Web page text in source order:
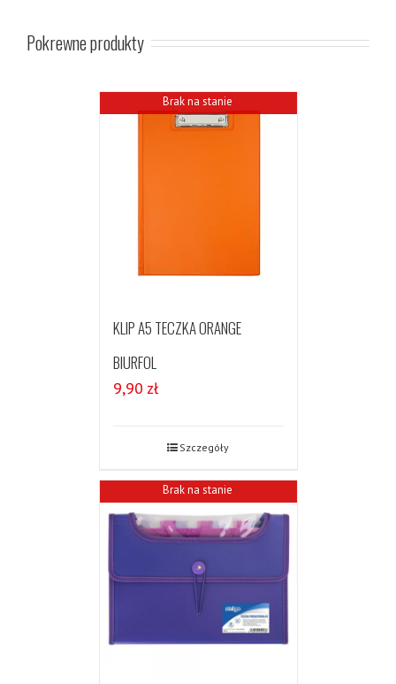
Pokrewne produkty
Brak na stanie
KLIP A5 TECZKA ORANGE
BIURFOL
9,90 zł
Szczegóły
Brak na stanie